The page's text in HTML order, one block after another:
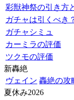
彩獣神祭の引き方
ガチャは引くべき
ガチャシミュ
カーミラの評価
ツクモの評価
新轟絶
ヴェイン 轟絶の攻
夏休み2026